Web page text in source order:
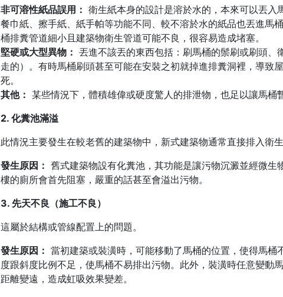
非可溶性紙品誤用： 衛生紙本身的設計是溶於水的，本來可以丟入
餐巾紙、擦手紙、紙手帕等功能不同、較不溶於水的紙品也丟進馬
桶排糞管道細小且建築物衛生管道可能不良，很容易造成堵塞。
堅硬或大型異物： 丟進不該丟的東西包括：刷馬桶的鬃刷或刷頭
走的）。有時馬桶刷頭甚至可能在安裝之初就掉進排糞洞裡，導致
死。
其他： 某些情況下，體積雄偉或硬度驚人的排泄物，也足以讓馬桶
2. 化糞池滿溢
此情況主要發生在較老舊的建築物中，新式建築物通常直接排入衛生
發生原因： 舊式建築物設有化糞池，其功能是讓污物沉澱並經微
樓的廁所會首先阻塞，嚴重的話甚至會溢出污物。
3. 先天不良（施工不良）
這屬於結構或管線配置上的問題。
發生原因： 當初建築或裝潢時，可能移動了馬桶的位置，使得馬
度跟斜度比例不足，使馬桶不易排出污物。此外，裝潢時任意變動
距離變遠，造成虹吸效果變差。